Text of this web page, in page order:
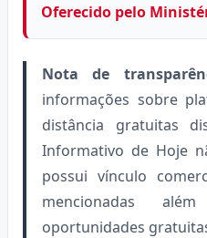
Oferecido pelo
Nota de
informações sobre
distância gratuitas
Informativo de Hoje
possui vínculo
mencionadas
oportunidades